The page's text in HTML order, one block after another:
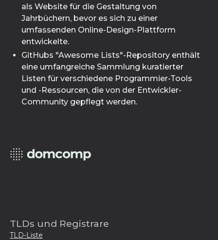
als Website für die Gestaltung von
Jahrbüchern, bevor es sich zu einer
umfassenden Online-Design-Plattform
entwickelte.
GitHubs "Awesome Lists"-Repository enthält
eine umfangreiche Sammlung kuratierter
Listen für verschiedene Programmier-Tools
und -Ressourcen, die von der Entwickler-
Community gepflegt werden.
TLDs und Registrare
TLD-Liste